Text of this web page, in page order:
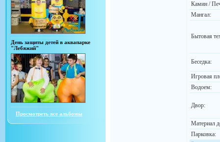
День защиты детей в аквапарке
"Лебяжий"
Просмотреть все альбомы
Камин /
Мангал:
Бытовая
Беседка:
Игровая
Водоем:
Двор:
Материал
Парковка: